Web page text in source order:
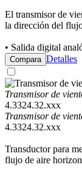
El transmisor de
la dirección del
• Salida digital
Compara Detalles
Transmisor de
4.3324.32.xxx
Transmisor de
4.3324.32.xxx
Transductor para
flujo de aire